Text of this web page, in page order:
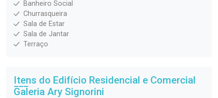
Banheiro Social
Churrasqueira
Sala de Estar
Sala de Jantar
Terraço
Itens do Edifício Residencial e Comercial
Galeria Ary Signorini